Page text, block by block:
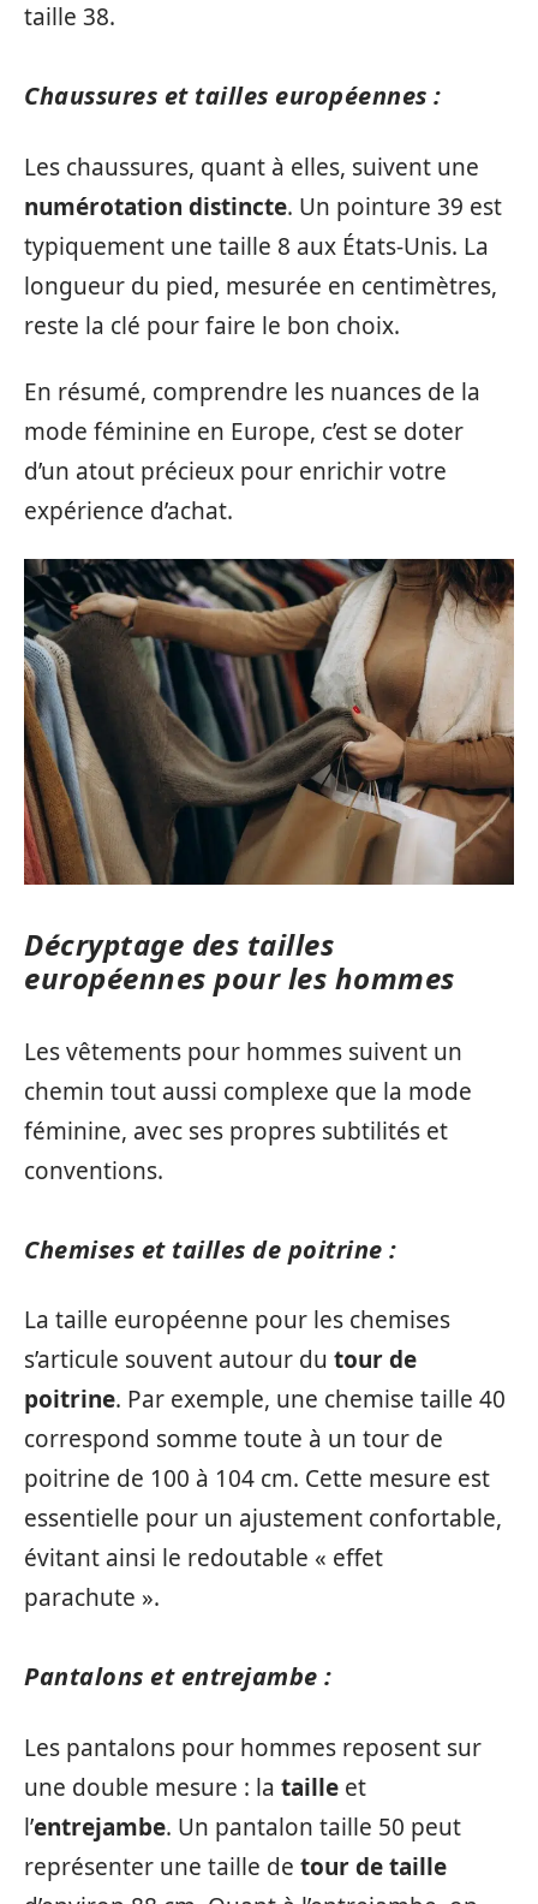
taille 38.
Chaussures et tailles européennes :
Les chaussures, quant à elles, suivent une
numérotation distincte. Un pointure 39 est
typiquement une taille 8 aux États-Unis. La
longueur du pied, mesurée en centimètres,
reste la clé pour faire le bon choix.
En résumé, comprendre les nuances de la
mode féminine en Europe, c’est se doter
d’un atout précieux pour enrichir votre
expérience d’achat.
Décryptage des tailles
européennes pour les hommes
Les vêtements pour hommes suivent un
chemin tout aussi complexe que la mode
féminine, avec ses propres subtilités et
conventions.
Chemises et tailles de poitrine :
La taille européenne pour les chemises
s’articule souvent autour du tour de
poitrine. Par exemple, une chemise taille 40
correspond somme toute à un tour de
poitrine de 100 à 104 cm. Cette mesure est
essentielle pour un ajustement confortable,
évitant ainsi le redoutable « effet
parachute ».
Pantalons et entrejambe :
Les pantalons pour hommes reposent sur
une double mesure : la taille et
l’entrejambe. Un pantalon taille 50 peut
représenter une taille de tour de taille